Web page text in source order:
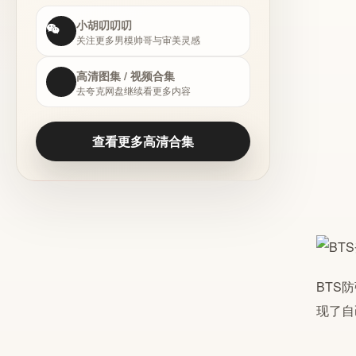
小胡叨叨叨
关注更多男模帅哥与审美灵感
高清图集 / 视频合集
去夸克网盘继续看更多内容
查看更多高清合集
BTS
现了